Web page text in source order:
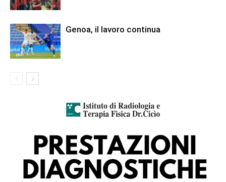
Genoa, il lavoro continua